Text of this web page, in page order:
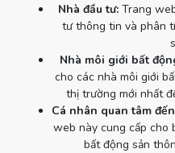
Nhà đầu tư: Trang
tư thông tin và phân
Nhà môi giới bất
cho các nhà môi giới
thị trường mới nhất
Cá nhân quan tâm
web này cung cấp cho
bất động sản